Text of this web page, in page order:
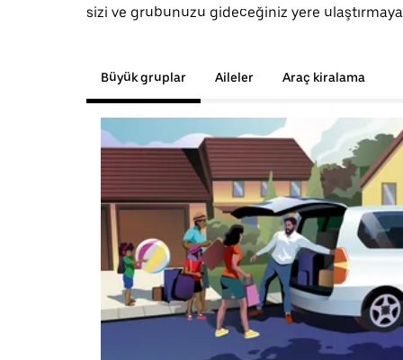
sizi ve grubunuzu gideceğiniz yere ulaştırmaya
Büyük gruplar Aileler Araç kiralama